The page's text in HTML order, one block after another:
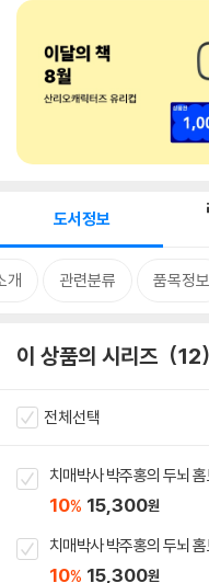
도서정보
개 관련분류 품목정보
이 상품의 시리즈 12
전체선택
치매박사 박주홍의 두뇌
10% 15,300원
치매박사 박주홍의 두뇌
10% 15,300원